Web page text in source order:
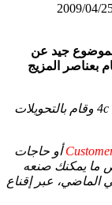
2009/04/
لموضوع جيد عن
بعناصر المزيج
4c وقام بالتحويلات
أو حاجات
ما يمكنك صنعه
الماضي، عبر إقناع